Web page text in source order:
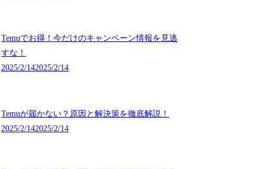
Temuでお得！今だけのキャンペーン情報を見逃
すな！
2025/2/142025/2/14
Temuが届かない？原因と解決策を徹底解説！
2025/2/142025/2/14